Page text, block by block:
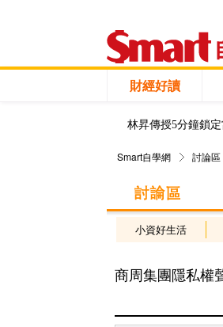
財經好讀
林昇傳授5分鐘鎖定
Smart自學網 討論區
小資好生活
商周集團隱私權